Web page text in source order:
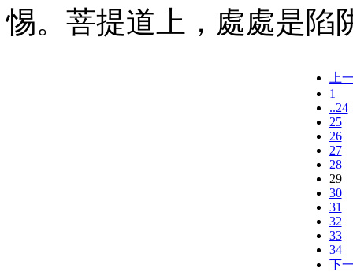
惕。菩提道上，處處是陷
上
1
..24
25
26
27
28
29
30
31
32
33
34
下